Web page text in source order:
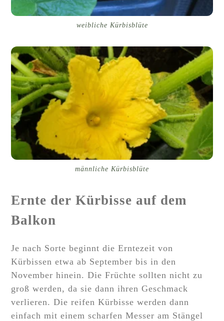
weibliche Kürbisblüte
männliche Kürbisblüte
Ernte der Kürbisse auf dem
Balkon
Je nach Sorte beginnt die Erntezeit von
Kürbissen etwa ab September bis in den
November hinein. Die Früchte sollten nicht zu
groß werden, da sie dann ihren Geschmack
verlieren. Die reifen Kürbisse werden dann
einfach mit einem scharfen Messer am Stängel